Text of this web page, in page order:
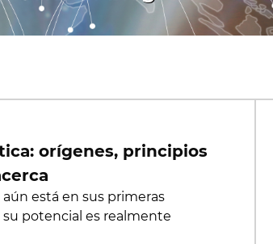
orígenes, principios
está en sus primeras
potencial es realmente